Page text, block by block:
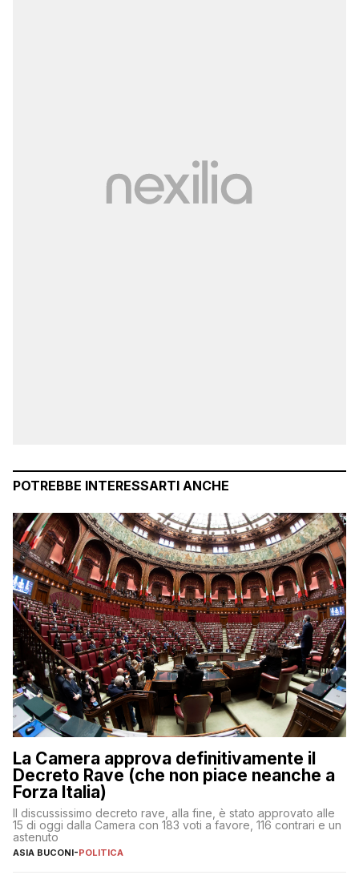
POTREBBE INTERESSARTI ANCHE
La Camera approva definitivamente il
Decreto Rave (che non piace neanche a
Forza Italia)
Il discussissimo decreto rave, alla fine, è stato approvato alle
15 di oggi dalla Camera con 183 voti a favore, 116 contrari e un
astenuto
ASIA BUCONI-POLITICA